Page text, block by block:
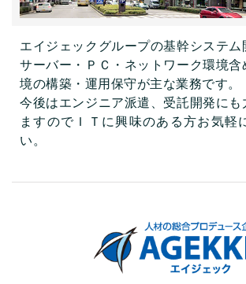
エイジェックグループの基幹システ
サーバー・ＰＣ・ネットワーク環境含
境の構築・運用保守が主な業務です。
今後はエンジニア派遣、受託開発にも
ますのでＩＴに興味のある方お気軽
い。